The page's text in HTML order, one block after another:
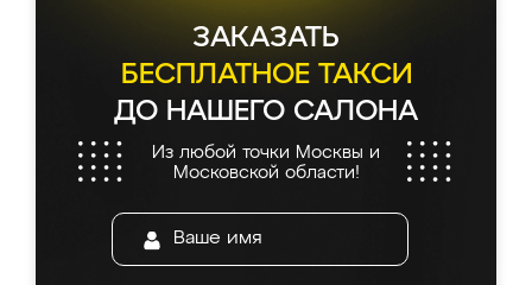
ЗАКАЗАТЬ
БЕСПЛАТНОЕ ТАКСИ
ДО НАШЕГО САЛОНА
Из любой точки Москвы и
Московской области!